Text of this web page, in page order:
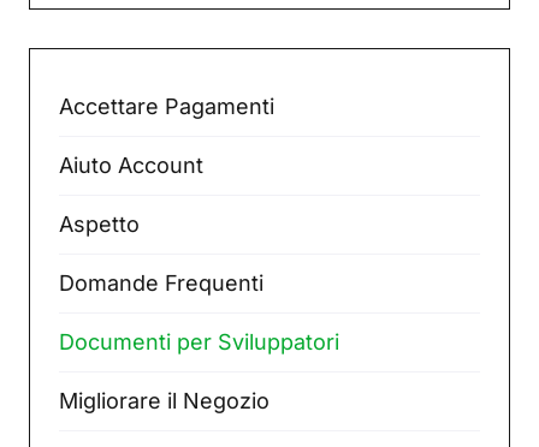
Accettare Pagamenti
Aiuto Account
Aspetto
Domande Frequenti
Documenti per Sviluppatori
Migliorare il Negozio